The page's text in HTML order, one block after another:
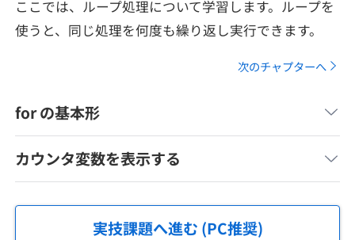
新卒エージェント
リファレンス
プラン
個人向けプラン
SQL
再チャレンジ結果一覧
メディア
paiza times
note
ここでは、ループ処理について学習します。ループを
使うと、同じ処理を何度も繰り返し実行できます。
次のチャプターへ
for の基本形
カウンタ変数を表示する
実技課題へ進む (PC推奨)